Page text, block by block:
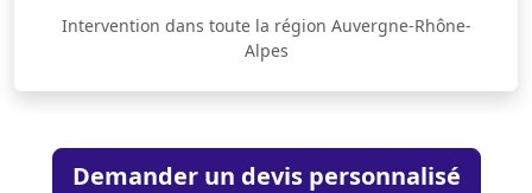
Intervention dans toute la région Auvergne-Rhône-
Alpes
Demander un devis personnalisé